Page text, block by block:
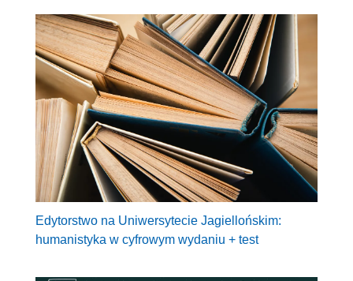
Edytorstwo na Uniwersytecie Jagiellońskim:
humanistyka w cyfrowym wydaniu + test